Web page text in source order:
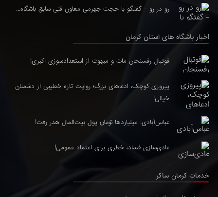
رو در رو - گفتگو با حجت جهرمی معاون فنی سابق باشگاه...
اخبار باشگاه های استان کرمان
فوتبال رفسنجان مات و مبهوت از استعدادسوزی اکبری!
پیروزی کوچک، ادعاهای بزرگ؛ روایت تازه خطیبی از دشمنان
خیالی!
عباس‌آبادی: میلیاردها تومان پول بیت‌المال هدر رفت!
عادی‌سازی فساد، خطری برای اعتماد عمومی!
خدمات کرمان ساکر